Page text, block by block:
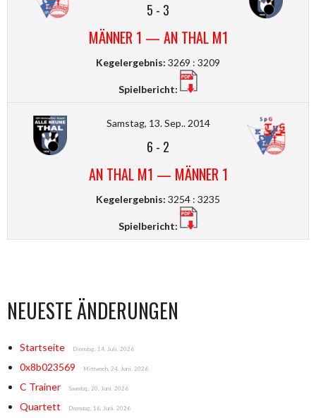
5 - 3
MÄNNER 1 — AN THAL M1
Kegelergebnis: 3269 : 3209
Spielbericht:
Samstag, 13. Sep.. 2014
6 - 2
AN THAL M1 — MÄNNER 1
Kegelergebnis: 3254 : 3235
Spielbericht:
NEUESTE ÄNDERUNGEN
Startseite Dienstag, 14. Juli. 2026
0x8b023569 Mittwoch, 24. Juni. 2026
C Trainer Samstag, 20. Juni. 2026
Quartett Dienstag, 16. Juni. 2026